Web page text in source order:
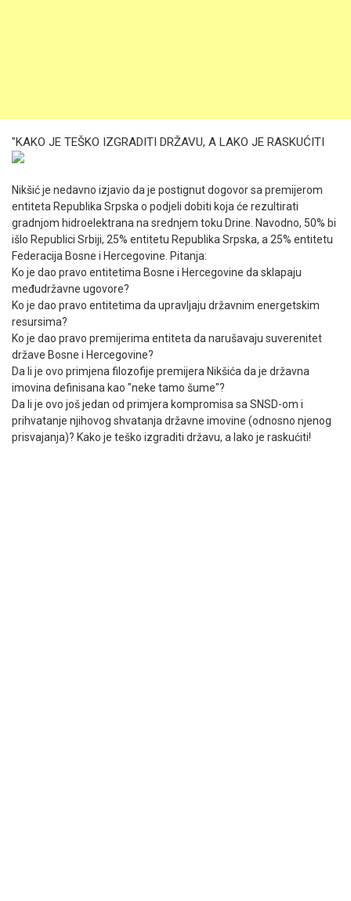
"KAKO JE TEŠKO IZGRADITI DRŽAVU, A LAKO JE RASKUĆITI
Nikšić je nedavno izjavio da je postignut dogovor sa premijerom
entiteta Republika Srpska o podjeli dobiti koja će rezultirati
gradnjom hidroelektrana na srednjem toku Drine. Navodno, 50% bi
išlo Republici Srbiji, 25% entitetu Republika Srpska, a 25% entitetu
Federacija Bosne i Hercegovine. Pitanja:
Ko je dao pravo entitetima Bosne i Hercegovine da sklapaju
međudržavne ugovore?
Ko je dao pravo entitetima da upravljaju državnim energetskim
resursima?
Ko je dao pravo premijerima entiteta da narušavaju suverenitet
države Bosne i Hercegovine?
Da li je ovo primjena filozofije premijera Nikšića da je državna
imovina definisana kao "neke tamo šume"?
Da li je ovo još jedan od primjera kompromisa sa SNSD-om i
prihvatanje njihovog shvatanja državne imovine (odnosno njenog
prisvajanja)? Kako je teško izgraditi državu, a lako je raskućiti!